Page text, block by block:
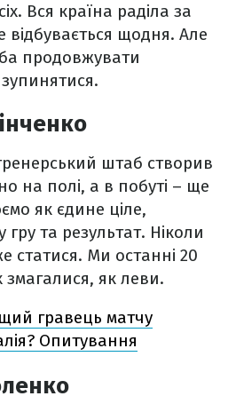
Вся країна раділа за
відбувається щодня. Але
продовжувати
штаб створив
на полі, а в побуті – ще
як єдине ціле,
та результат. Ніколи
статися. Ми останні 20
як леви.
гравець матчу
Опитування